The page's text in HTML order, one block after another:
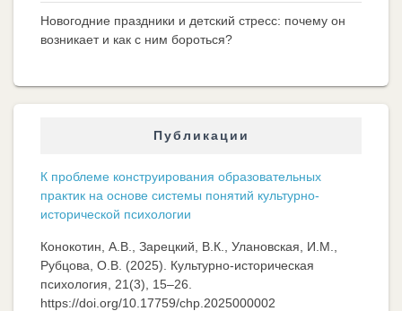
Новогодние праздники и детский стресс: почему он
возникает и как с ним бороться?
Публикации
К проблеме конструирования образовательных
практик на основе системы понятий культурно-
исторической психологии
Конокотин, А.В., Зарецкий, В.К., Улановская, И.М.,
Рубцова, О.В. (2025). Культурно-историческая
психология, 21(3), 15–26.
https://doi.org/10.17759/chp.2025000002